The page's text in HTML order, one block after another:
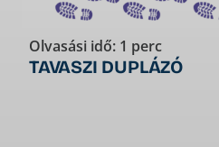
Olvasási idő: 1 perc
TAVASZI DUPLÁZÓ